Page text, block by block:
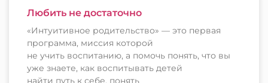
Любить не достаточно
«Интуитивное родительство» — это первая
программа, миссия которой
не учить воспитанию, а помочь понять, что вы
уже знаете, как воспитывать детей
найти путь к себе, понять